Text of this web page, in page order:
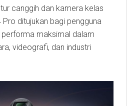
canggih dan kamera kelas
ditujukan bagi pengguna
maksimal dalam
videografi, dan industri